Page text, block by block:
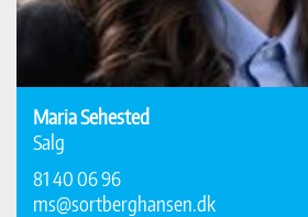
Maria Sehested
Salg
81 40 06 96
ms@sortberghansen.dk